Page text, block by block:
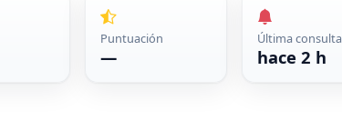
Puntuación
—
Última consulta
hace 2 h